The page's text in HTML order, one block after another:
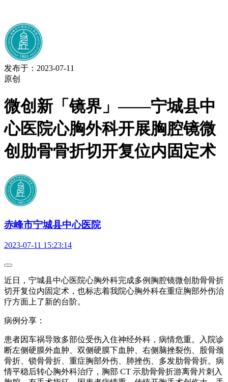
发布于：2023-07-11
原创
微创新「镜界」——宁城县中
心医院心胸外科开展胸腔镜微
创肋骨骨折切开复位内固定术
赤峰市宁城县中心医院
2023-07-11 15:23:14
近日，宁城县中心医院心胸外科完成多例胸腔镜微创肋骨骨折
切开复位内固定术，也标志着我院心胸外科在重症胸部外伤治
疗方面上了新的台阶。
病例分享：
患者因车祸导致多部位受伤入住神经外科，病情危重。入院诊
断左侧硬膜外血肿、双侧硬膜下血肿、右侧脑挫裂伤、股骨颈
骨折、锁骨骨折、重症胸部外伤、肺挫伤、多发肋骨骨折。病
情平稳后转心胸外科治疗，胸部 CT 示肋骨骨折游离骨片刺入